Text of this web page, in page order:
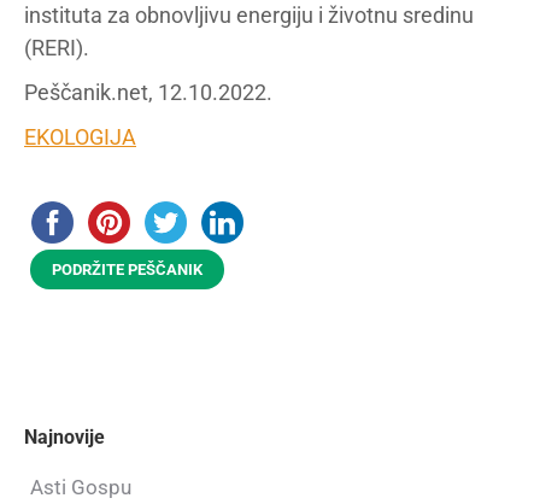
instituta za obnovljivu energiju i životnu sredinu
(RERI).
Peščanik.net, 12.10.2022.
EKOLOGIJA
PODRŽITE PEŠČANIK
Najnovije
Asti Gospu